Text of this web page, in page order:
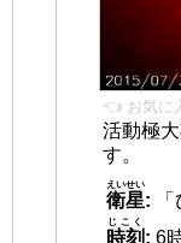
👈 お気に
活動極
す。
衛星
えいせい
:
時刻
じこく
: 6